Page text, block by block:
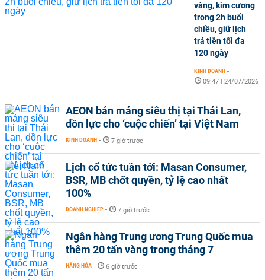
vàng, kim cương
trong 2h buổi
chiều, giữ lịch
trả tiền tối đa
120 ngày
KINH DOANH -
09:47 | 24/07/2026
AEON bán mảng siêu thị tại Thái Lan,
dồn lực cho ‘cuộc chiến’ tại Việt Nam
KINH DOANH - 7 giờ trước
Lịch cổ tức tuần tới: Masan Consumer,
BSR, MB chốt quyền, tỷ lệ cao nhất
100%
DOANH NGHIỆP - 7 giờ trước
Ngân hàng Trung ương Trung Quốc mua
thêm 20 tấn vàng trong tháng 7
HÀNG HÓA - 6 giờ trước